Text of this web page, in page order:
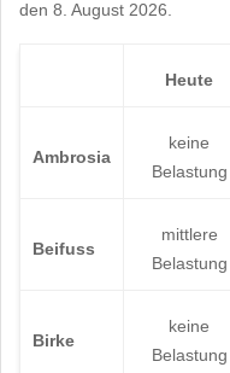
den 8. August 2026.
Heute
Ambrosia
keine
Belastung
Beifuss
mittlere
Belastung
Birke
keine
Belastung